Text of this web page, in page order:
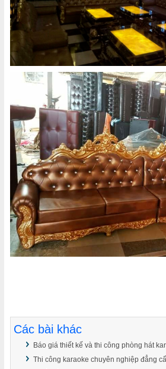
Các bài khác
Báo giá thiết kế và thi công phòng hát
Thi công karaoke chuyên nghiệp đẳng